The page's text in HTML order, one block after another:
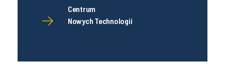
Centrum
Nowych Technologii